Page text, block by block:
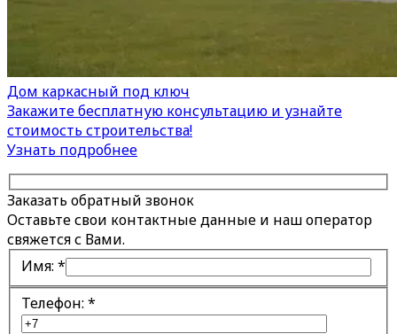
Дом каркасный под ключ
Закажите бесплатную консультацию и узнайте
стоимость строительства!
Узнать подробнее
Заказать обратный звонок
Оставьте свои контактные данные и наш оператор
свяжется с Вами.
Имя: *
Телефон: *